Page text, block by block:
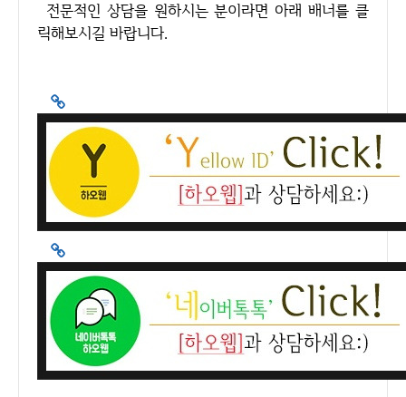
전문적인 상담을 원하시는 분이라면 아래 배너를 클
릭해보시길 바랍니다.